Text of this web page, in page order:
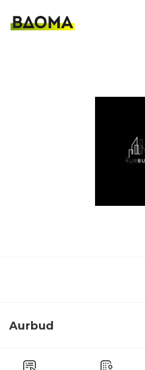
Aurbud